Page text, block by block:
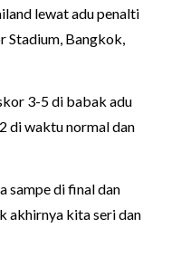
lewat adu penalti
Stadium, Bangkok,
3-5 di babak adu
di waktu normal dan
sampe di final dan
akhirnya kita seri dan